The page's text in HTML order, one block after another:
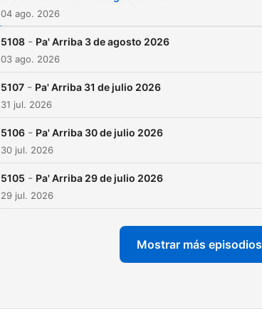
04 ago. 2026
5108 - Pa' Arriba 3 de agosto 2026
03 ago. 2026
5107 - Pa' Arriba 31 de julio 2026
31 jul. 2026
5106 - Pa' Arriba 30 de julio 2026
30 jul. 2026
5105 - Pa' Arriba 29 de julio 2026
29 jul. 2026
Mostrar más episodios